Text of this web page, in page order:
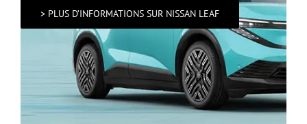
> PLUS D’INFORMATIONS SUR NISSAN LEAF